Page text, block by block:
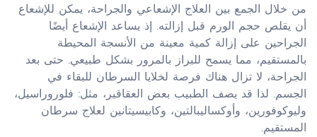
من خلال الجمع بين العلاج الإشعاعي والجراحة، يمكن للإشعاع
أن يقلص حجم الورم قبل إزالته. إذ يساعد الإشعاع أيضًا
الجراحين على إزالة كمية معينة من الأنسجة المحيطة
بالمستقيم، مما يسمح للبراز بالمرور بشكل طبيعي. حتى بعد
الجراحة، لا تزال هناك فرصة لخلايا السرطان للبقاء في
الجسم. لذا قد يصف الطبيب بعض العقاقير، مثل: فلوروراسيل،
وليوكوفورين، وأوكساليبالتين، وكابيسيتانين لعلاج سرطان
المستقيم.